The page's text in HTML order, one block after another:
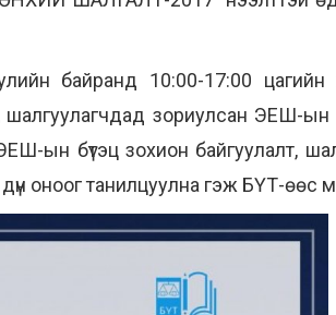
байранд 10:00-17:00 цагийн
зориулсан ЭЕШ-ын
ын бүтэц зохион байгуулалт,
оноог танилцуулна гэж БҮТ-өөс